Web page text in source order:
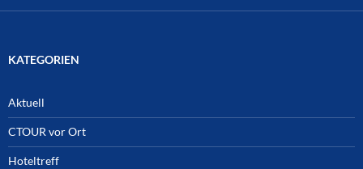
KATEGORIEN
Aktuell
CTOUR vor Ort
Hoteltreff